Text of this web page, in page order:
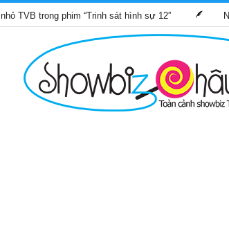
phim “Trinh sát hình sự 12” Những